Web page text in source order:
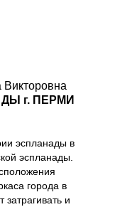
г. ПЕРМИ
эспланады в
эспланады.
города в
и